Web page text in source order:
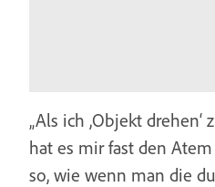
„Als ich ,Objekt drehen‘
hat es mir fast den
so, wie wenn man die